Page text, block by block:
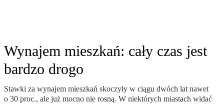
Wynajem mieszkań: cały czas jest
bardzo drogo
Stawki za wynajem mieszkań skoczyły w ciągu dwóch lat nawet
o 30 proc., ale już mocno nie rosną. W niektórych miastach widać